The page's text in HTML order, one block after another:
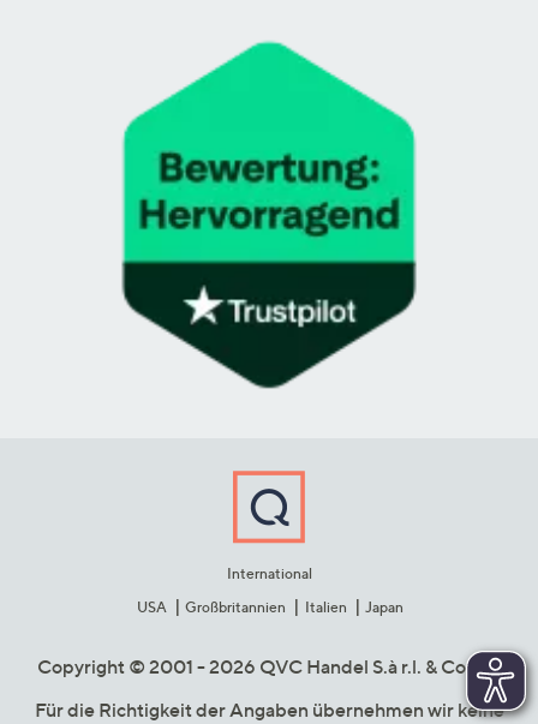
International
USA
Großbritannien Italien Japan
Copyright © 2001 - 2026 QVC Handel S.à r.l. & Co. KG
Für die Richtigkeit der Angaben übernehmen wir keine